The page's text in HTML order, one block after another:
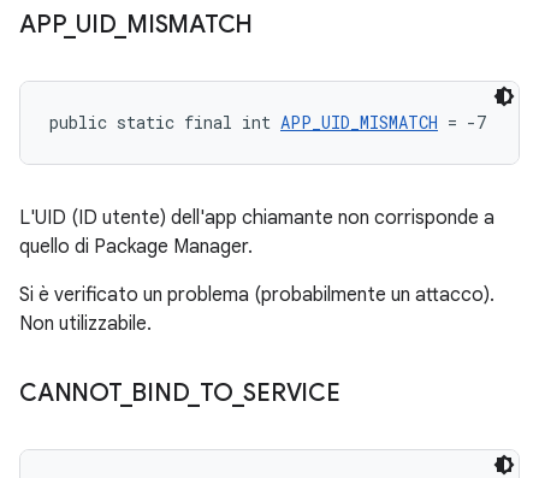
APP_ UID_ MISMATCH
public static final int APP_UID_MISMATCH = -7
L'UID (ID utente) dell'app chiamante non corrisponde a
quello di Package Manager.
Si è verificato un problema (probabilmente un attacco).
Non utilizzabile.
CANNOT_ BIND_ TO_SERVICE